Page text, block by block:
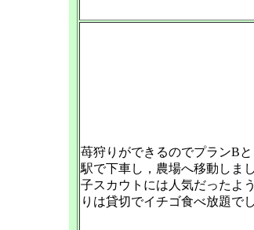
苺狩りができるのでプランB
駅で下車し，農場へ移動しま
子スカウトには人気だったよ
りは貸切でイチゴ食べ放題で